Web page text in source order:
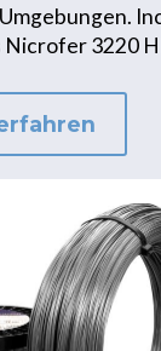
Nicrofer 3220